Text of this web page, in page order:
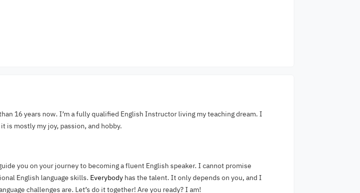
16 years now. I’m a fully qualified English Instructor living my teaching dream. I
is mostly my joy, passion, and hobby.
you on your journey to becoming a fluent English speaker. I cannot promise
English language skills. Everybody has the talent. It only depends on you, and I
challenges are. Let’s do it together! Are you ready? I am!